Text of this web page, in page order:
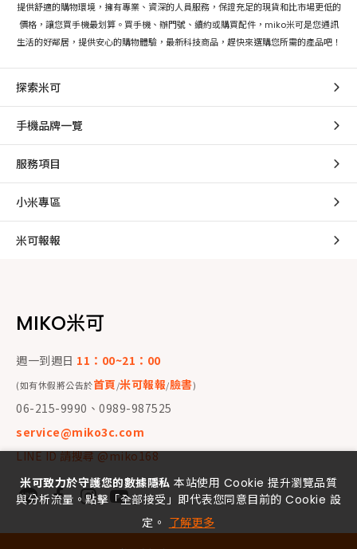
提供舒適的購物環境，擁有專業、資深的人員服務，保證充足的現貨和比市場更低的
價格，讓您買手機最划算。買手機、辦門號、續約或購買配件，miko米可是您通訊
生活的好鄰居，提供安心的購物體驗，最新科技商品，趕快來選購您所需的產品吧！
探索米可
手機品牌一覽
服務項目
小米專區
米可報報
MIKO米可
週一到週日 11：00~21：00
(如有休假將公告於首頁/米可報報/臉書)
06-215-9990、0989-987525
service@miko3c.com
LINE ID 請搜尋 @miko168
米可致力於守護您的數據隱私 本站使用 Cookie 提升瀏覽品質
與分析流量。點擊「全部接受」即代表您同意目前的 Cookie 設
定。 了解更多